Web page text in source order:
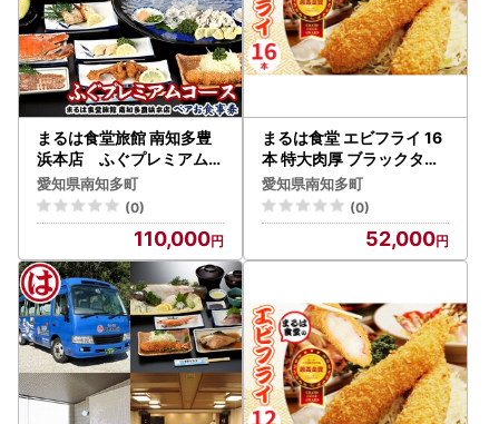
まるは食堂旅館 南知多豊
浜本店 ふぐプレミアムコ
ースペアお食事券
愛知県南知多町
(0)
110,000
まるは食堂 エビフライ 16
本 特大肉厚 ブラックタイ
ガー 海老フライ
愛知県南知多町
(0)
52,000